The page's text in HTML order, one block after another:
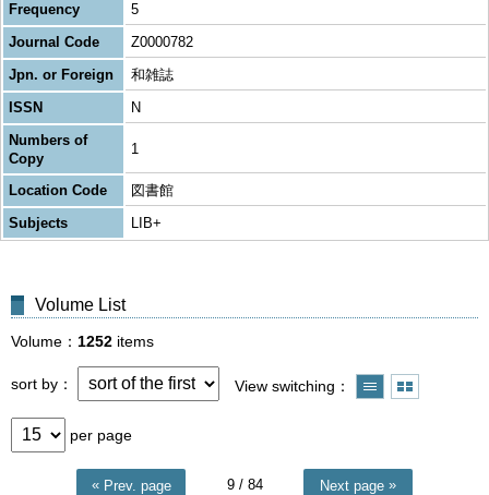
Frequency
5
Journal Code
Z0000782
Jpn. or Foreign
和雑誌
ISSN
N
Numbers of
Copy
1
Location Code
図書館
Subjects
LIB+
Volume List
Volume 1252 items
sort by View switching
per page
Prev. page 9/ 84 Next page